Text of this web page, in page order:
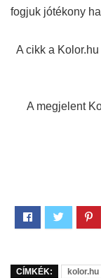
fogjuk jótékony
A cikk a
A megjelent
CÍMKÉK: kolor.hu